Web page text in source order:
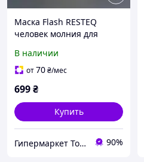
Маска Flash RESTEQ
человек молния для
Косплей Барри Аллен for
home
В наличии
от70₴/мес
699₴
Купить
Гипермаркет Товаров 90%